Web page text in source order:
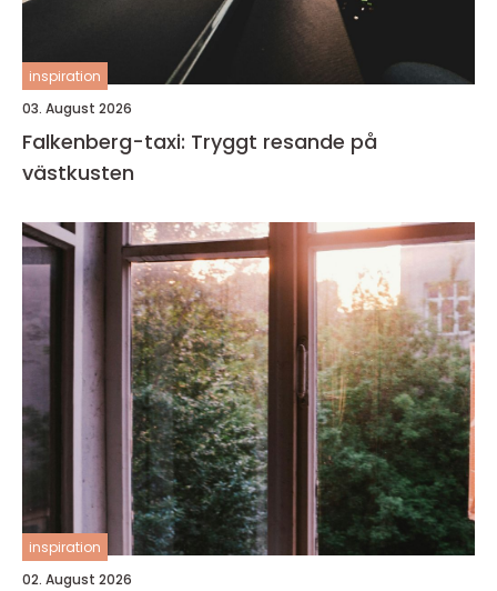
inspiration
03. August 2026
Falkenberg-taxi: Tryggt resande på
västkusten
inspiration
02. August 2026